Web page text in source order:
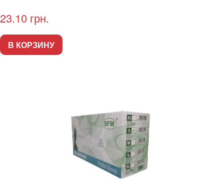
23.10 грн.
В КОРЗИНУ